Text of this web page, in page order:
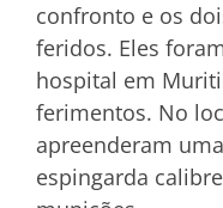
confronto e os
feridos. Eles
hospital em
ferimentos. No
apreenderam
espingarda